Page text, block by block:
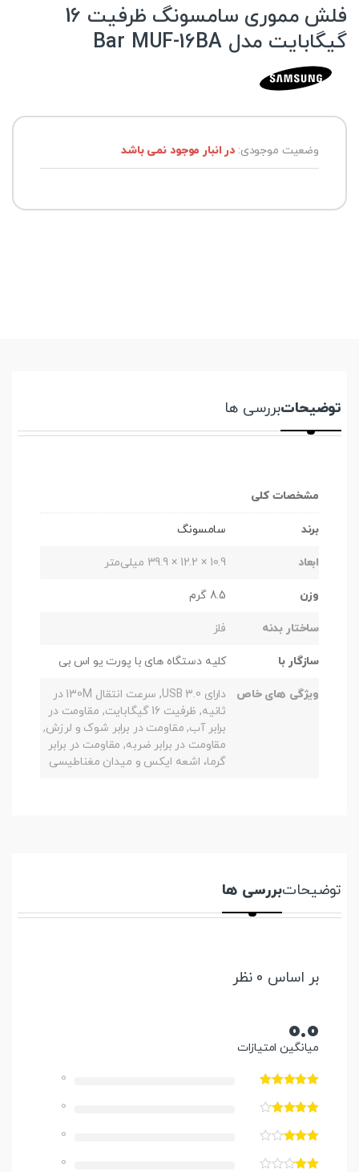
فلش مموری سامسونگ ظرفیت 16
گیگابایت مدل Bar MUF-16BA
وضعیت موجودی:در انبار موجود نمی باشد
توضیحاتبررسی ها
مشخصات کلی
برند سامسونگ
ابعاد 10.9 × 12.2 × 39.9 میلی‌متر
وزن 8.5 گرم
ساختار بدنه فلز
سازگار با کلیه دستگاه های با پورت یو اس بی
ویژگی های خاص
دارای USB 3.0, سرعت انتقال 130M در
ثانیه, ظرفیت 16 گیگابایت, مقاومت در
برابر آب, مقاومت در برابر شوک و لرزش,
مقاومت در برابر ضربه, مقاومت در برابر
گرما، اشعه ایکس و میدان مغناطیسی
توضیحاتبررسی ها
بر اساس 0 نظر
0.0
میانگین امتیازات
0
0
0
0